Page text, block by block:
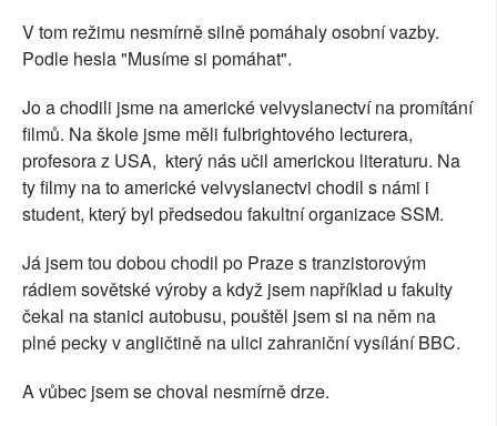
V tom režimu nesmírně silně pomáhaly osobní vazby.
Podle hesla "Musíme si pomáhat".
Jo a chodili jsme na americké velvyslanectví na promítání
filmů. Na škole jsme měli fulbrightového lecturera,
profesora z USA, který nás učil americkou literaturu. Na
ty filmy na to americké velvyslanectvi chodil s námi i
student, který byl předsedou fakultní organizace SSM.
Já jsem tou dobou chodil po Praze s tranzistorovým
rádiem sovětské výroby a když jsem například u fakulty
čekal na stanici autobusu, pouštěl jsem si na něm na
plné pecky v angličtině na ulici zahraniční vysílání BBC.
A vůbec jsem se choval nesmírně drze.